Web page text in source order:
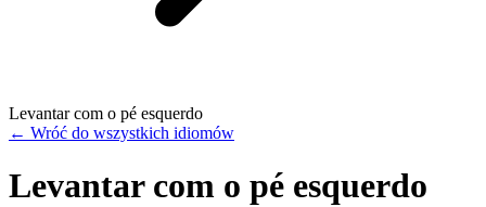
Levantar com o pé esquerdo
← Wróć do wszystkich idiomów
Levantar com o pé esquerdo